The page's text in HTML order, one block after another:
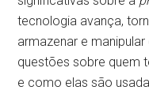
tecnologia avança,
armazenar e
questões sobre quem
e como elas são